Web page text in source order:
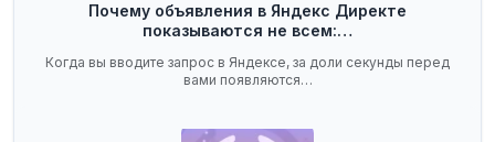
Почему объявления в Яндекс Директе
показываются не всем:…
Когда вы вводите запрос в Яндексе, за доли секунды перед
вами появляются…